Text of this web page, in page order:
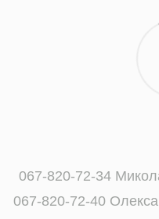
067-820-72-34
067-820-72-40